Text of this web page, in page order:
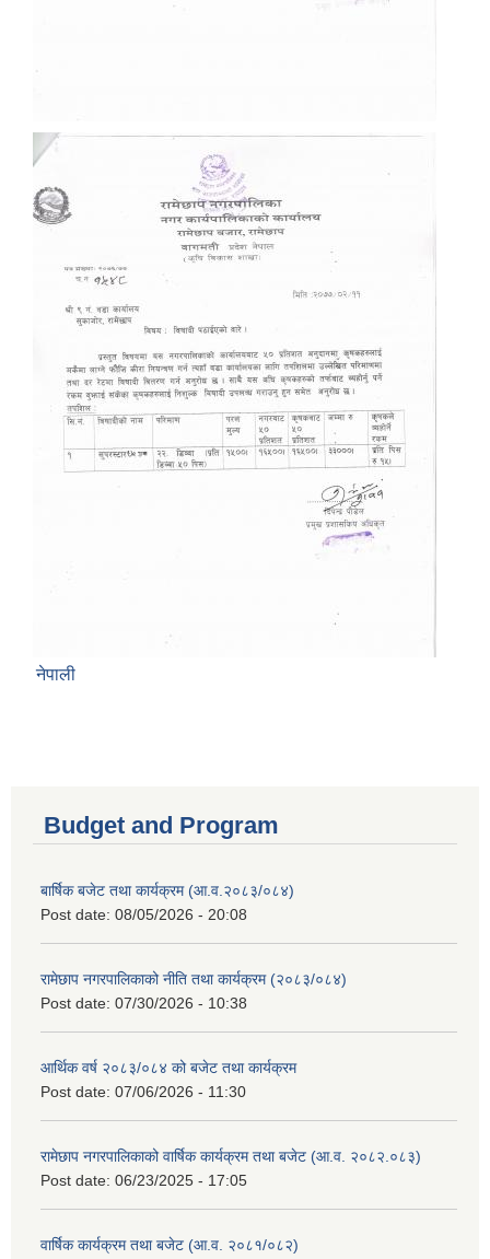
नेपाली
Budget and Program
बार्षिक बजेट तथा कार्यक्रम (आ.व.२०८३/०८४)
Post date: 08/05/2026 - 20:08
रामेछाप नगरपालिकाको नीति तथा कार्यक्रम (२०८३/०८४)
Post date: 07/30/2026 - 10:38
आर्थिक वर्ष २०८३/०८४ को बजेट तथा कार्यक्रम
Post date: 07/06/2026 - 11:30
रामेछाप नगरपालिकाको वार्षिक कार्यक्रम तथा बजेट (आ.व. २०८२.०८३)
Post date: 06/23/2025 - 17:05
वार्षिक कार्यक्रम तथा बजेट (आ.व. २०८१/०८२)